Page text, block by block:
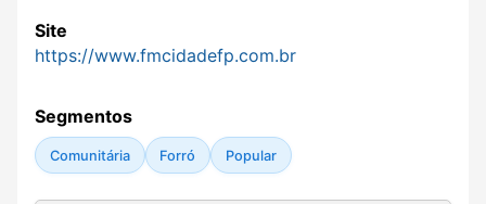
Site
https://www.fmcidadefp.com.br
Segmentos
Comunitária Forró Popular